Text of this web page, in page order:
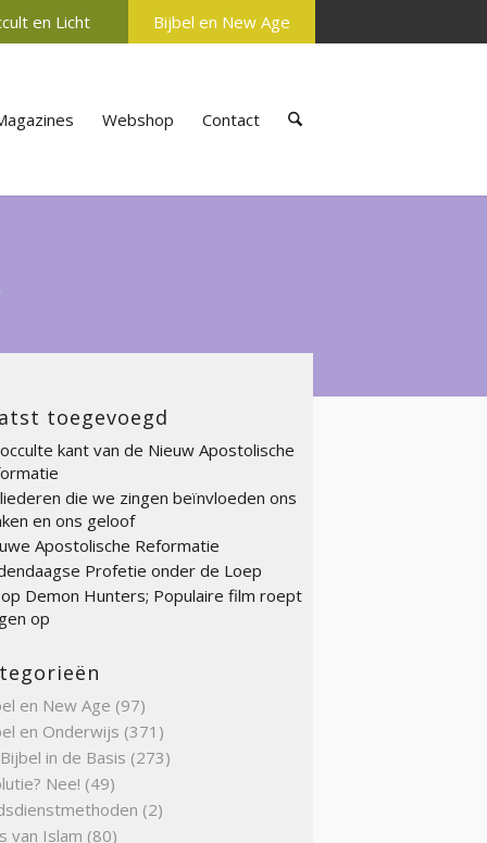
en Licht Bijbel en New Age
Webshop Contact
toegevoegd
kant van de Nieuw Apostolische
die we zingen beïnvloeden ons
en ons geloof
Apostolische Reformatie
Profetie onder de Loep
Demon Hunters; Populaire film roept
op
en New Age (97)
en Onderwijs (371)
in de Basis (273)
Nee! (49)
(2)
van Islam (80)